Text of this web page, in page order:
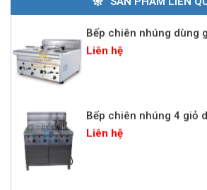
Bếp chiên nhúng dùng
Liên hệ
Bếp chiên nhúng 4 giỏ
Liên hệ